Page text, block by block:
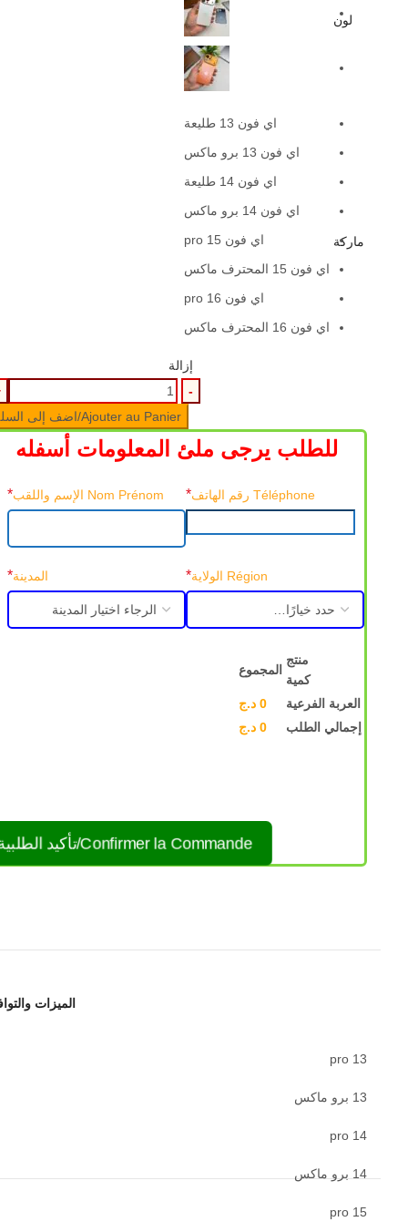
لون
ماركة
اي فون 13 طليعة
اي فون 13 برو ماكس
اي فون 14 طليعة
اي فون 14 برو ماكس
اي فون 15 pro
اي فون 15 المحترف ماكس
اي فون 16 pro
اي فون 16 المحترف ماكس
إزالة
Ajouter au Panier/اضف إلى السلة
للطلب يرجى ملئ المعلومات أسفله
Téléphone رقم الهاتف * Nom Prénom الإسم واللقب *
Région الولاية * المدينة*
منتج
كمية
المجموع
العربة الفرعية 0 د.ج
إجمالي الطلب
0 د.ج
Confirmer la Commande/تأكيد الطلبية
الميزات
13 pro
13 برو ماكس
14 pro
14 برو ماكس
15 pro